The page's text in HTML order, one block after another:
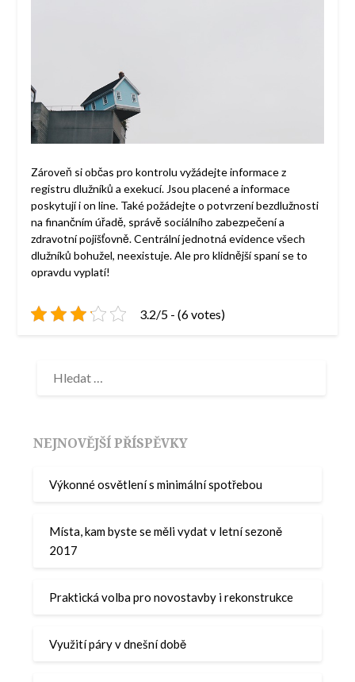
Zároveň si občas pro kontrolu vyžádejte informace z
registru dlužníků a exekucí. Jsou placené a informace
poskytují i on line. Také požádejte o potvrzení bezdlužnosti
na finančním úřadě, správě sociálního zabezpečení a
zdravotní pojišťovně. Centrální jednotná evidence všech
dlužníků bohužel, neexistuje. Ale pro klidnější spaní se to
opravdu vyplatí!
3.2/5 - (6 votes)
NEJNOVĚJŠÍ PŘÍSPĚVKY
Výkonné osvětlení s minimální spotřebou
Místa, kam byste se měli vydat v letní sezoně
2017
Praktická volba pro novostavby i rekonstrukce
Využití páry v dnešní době